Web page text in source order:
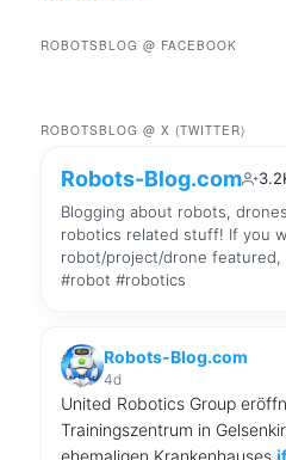
ROBOTSBLOG @ FACEBOOK
ROBOTSBLOG @ X (TWITTER)
Robots-Blog.com
Blogging about robots,
robotics related stuff! If you
robot/project/drone
#robot #robotics
Robots-Blog.com
4d
United Robotics Group
Trainingszentrum in